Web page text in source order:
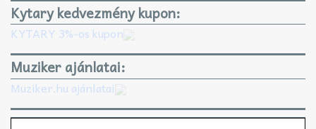
Kytary kedvezmény kupon:
KYTARY 3%-os kupon
Muziker ajánlatai:
Muziker.hu ajánlatai